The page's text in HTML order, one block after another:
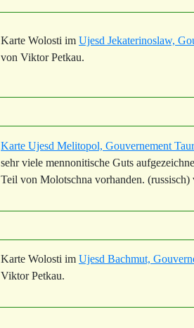
Karte Wolosti im Ujesd Jekaterinoslaw,
von Viktor Petkau.
Karte Ujesd Melitopol, Gouvernement
sehr viele mennonitische Guts
Teil von Molotschna vorhanden.
Karte Wolosti im Ujesd Bachmut,
Viktor Petkau.